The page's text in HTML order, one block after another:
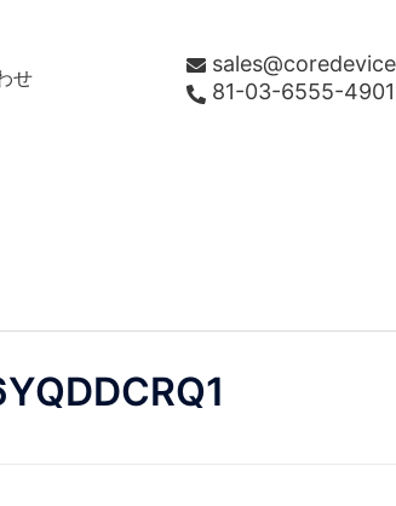
せ
81-03-6555-4901